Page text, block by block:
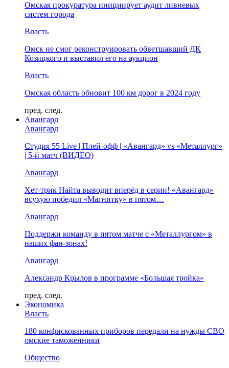
Омская прокуратура инициирует аудит ливневых
систем города
Власть
Омск не смог реконструировать обветшавший ДК
Козицкого и выставил его на аукцион
Власть
Омская область обновит 100 км дорог в 2024 году
пред. след.
Авангард
Авангард
Студия 55 Live | Плей-офф | «Авангард» vs «Металлург»
| 5-й матч (ВИДЕО)
Авангард
Хет-трик Найта выводит вперёд в серии! «Авангард»
всухую победил «Магнитку» в пятом…
Авангард
Поддержи команду в пятом матче с «Металлургом» в
наших фан-зонах!
Авангард
Александр Крылов в программе «Большая тройка»
пред. след.
Экономика
Власть
180 конфискованных приборов передали на нужды СВО
омские таможенники
Общество